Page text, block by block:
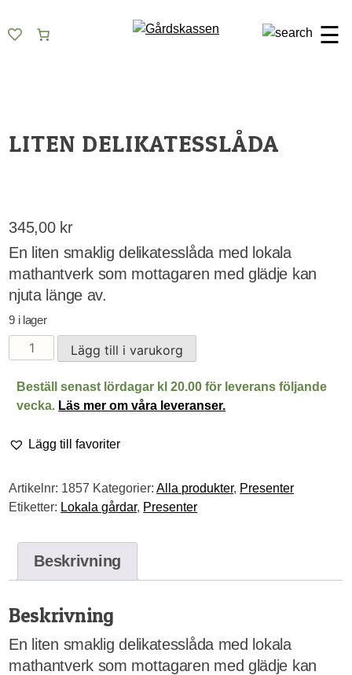
to
☰
LITEN DELIKATESSLÅDA
345,00 kr
En liten smaklig delikatesslåda med lokala
mathantverk som mottagaren med glädje kan
njuta länge av.
9 i lager
Liten
delikatesslåda
Lägg till i varukorg
Beställ senast lördagar kl 20.00 för leverans följande
vecka. Läs mer om våra leveranser.
Lägg till favoriter
Artikelnr: 1857 Kategorier:Alla produkter, Presenter
Etiketter: Lokala gårdar, Presenter
Beskrivning
Beskrivning
En liten smaklig delikatesslåda med lokala
mathantverk som mottagaren med glädje kan